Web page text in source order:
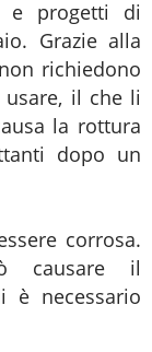
e progetti di
Grazie alla
richiedono
il che li
la rottura
dopo un
corrosa.
causare il
è necessario